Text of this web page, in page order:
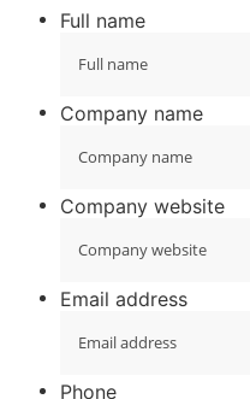
Full name
Company name
Company website
Email address
Phone